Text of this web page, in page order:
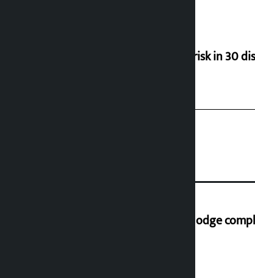
Flood risk in 30
Industry Ministry urges people to lodge